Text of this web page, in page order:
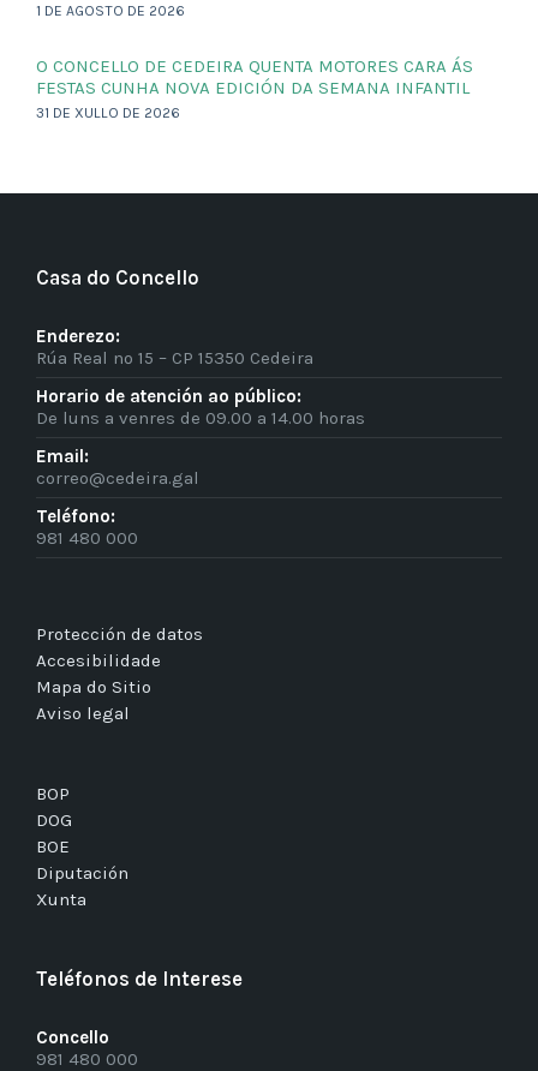
1 DE AGOSTO DE 2026
O CONCELLO DE CEDEIRA QUENTA MOTORES CARA ÁS
FESTAS CUNHA NOVA EDICIÓN DA SEMANA INFANTIL
31 DE XULLO DE 2026
Casa do Concello
Enderezo:
Rúa Real nº 15 – CP 15350 Cedeira
Horario de atención ao público:
De luns a venres de 09.00 a 14.00 horas
Email:
correo@cedeira.gal
Teléfono:
981 480 000
Protección de datos
Accesibilidade
Mapa do Sitio
Aviso legal
BOP
DOG
BOE
Diputación
Xunta
Teléfonos de Interese
Concello
981 480 000